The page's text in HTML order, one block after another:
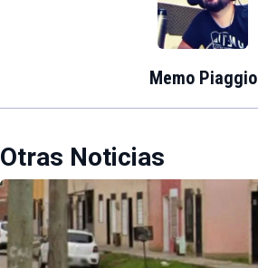
Memo Piaggio
Otras Noticias